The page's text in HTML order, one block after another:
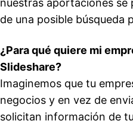
nuestras aportaciones se
de una posible búsqueda
¿Para qué quiere mi
Slideshare?
Imaginemos que tu
negocios y en vez de
solicitan información de